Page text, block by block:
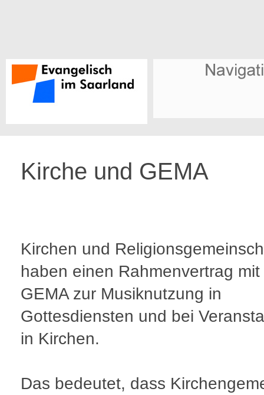
Kirche und GEMA
Kirchen und
haben einen Rahmenvertrag mit
GEMA zur Musiknutzung in
Gottesdiensten und bei
in Kirchen.
Das bedeutet, dass